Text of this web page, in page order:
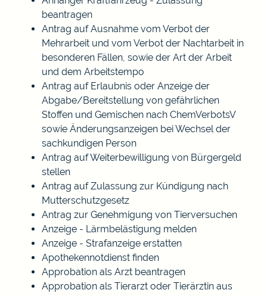
beantragen
Antrag auf Ausnahme vom Verbot der
Mehrarbeit und vom Verbot der Nachtarbeit in
besonderen Fällen, sowie der Art der Arbeit
und dem Arbeitstempo
Antrag auf Erlaubnis oder Anzeige der
Abgabe/Bereitstellung von gefährlichen
Stoffen und Gemischen nach ChemVerbotsV
sowie Änderungsanzeigen bei Wechsel der
sachkundigen Person
Antrag auf Weiterbewilligung von Bürgergeld
stellen
Antrag auf Zulassung zur Kündigung nach
Mutterschutzgesetz
Antrag zur Genehmigung von Tierversuchen
Anzeige - Lärmbelästigung melden
Anzeige - Strafanzeige erstatten
Apothekennotdienst finden
Approbation als Arzt beantragen
Approbation als Tierarzt oder Tierärztin aus